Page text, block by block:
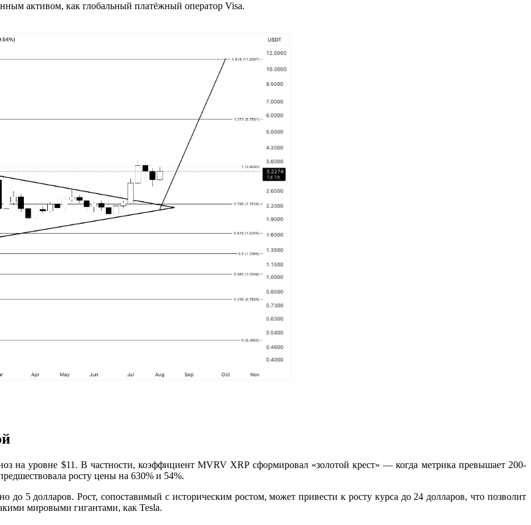
активом, как глобальный платёжный оператор Visa.
на уровне $11. В частности, коэффициент MVRV XRP сформировал «золотой крест» — когда метрика превышает 200-
росту цены на 630% и 54%.
до 5 долларов. Рост, сопоставимый с историческим ростом, может привести к росту курса до 24 долларов, что позволит
мировыми гигантами, как Tesla.